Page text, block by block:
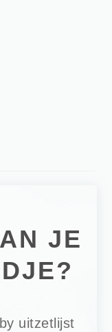
JE
uitzetlijst